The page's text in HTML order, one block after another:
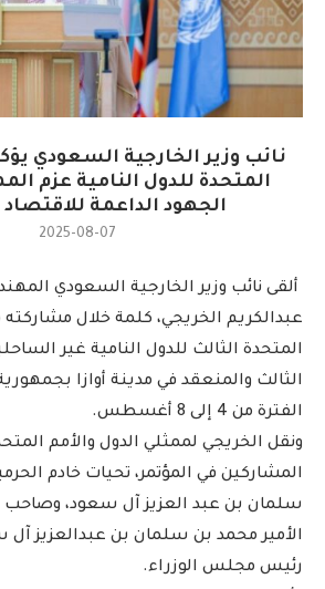
نائب وزير الخارجية السعودي
المتحدة للدول النامية عزم
الجهود الداعمة للاقتصاد
2025-08-07
ألقى نائب وزير الخارجية السعودي
عبدالكريم الخريجي، كلمة خلال مشاركته
الثالث والمنعقد في مدينة أوازا
الفترة من 4 إلى 8 أغسطس.
ونقل الخريجي لممثلي الدول والأمم
المشاركين في المؤتمر، تحيات خادم
سلمان بن عبد العزيز آل سعود، وصاحب
الأمير محمد بن سلمان بن عبدالعزيز
رئيس مجلس الوزراء.